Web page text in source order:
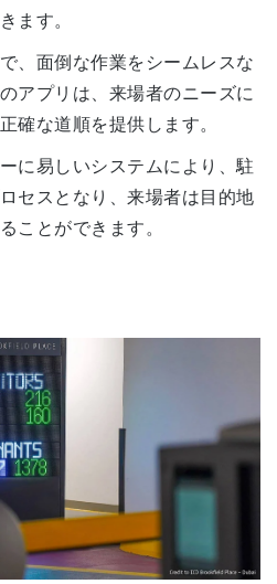
ます。
、面倒な作業をシームレスな
アプリは、来場者のニーズに
確な道順を提供します。
に易しいシステムにより、駐
セスとなり、来場者は目的地
ことができます。